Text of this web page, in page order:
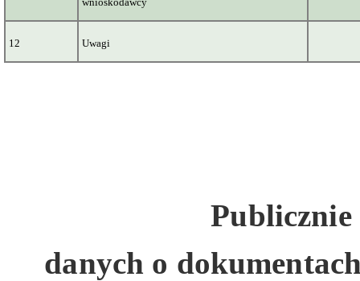
12 Uwagi
Publicznie
danych o